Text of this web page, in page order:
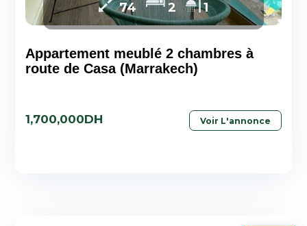
Appartement meublé 2 chambres à
route de Casa (Marrakech)
1,700,000DH Voir L'annonce
74 2 1